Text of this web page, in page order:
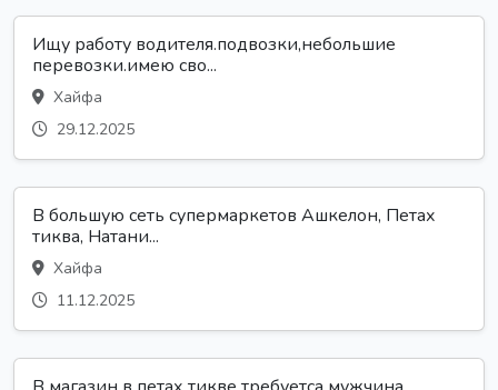
Ищу работу водителя.подвозки,небольшие
перевозки.имею сво...
Хайфа
29.12.2025
В большую сеть супермаркетов Ашкелон, Петах
тиква, Натани...
Хайфа
11.12.2025